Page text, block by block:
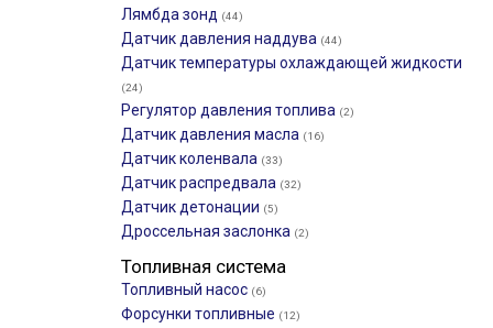
Лямбда зонд (44)
Датчик давления наддува (44)
Датчик температуры охлаждающей жидкости
(24)
Регулятор давления топлива (2)
Датчик давления масла (16)
Датчик коленвала (33)
Датчик распредвала (32)
Датчик детонации (5)
Дроссельная заслонка (2)
Топливная система
Топливный насос (6)
Форсунки топливные (12)